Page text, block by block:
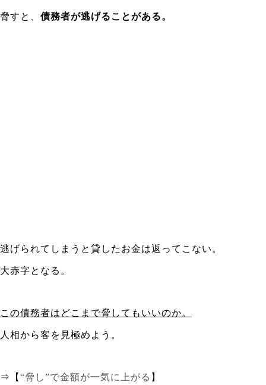
脅すと、 債務者が逃げることがある。
逃げられてしまうと貸したお金は返ってこない。
大赤字となる。
この債務者はどこまで脅してもいいのか。
人相から客を見極めよう。
⇒【 “脅し”で金額が一気に上がる 】